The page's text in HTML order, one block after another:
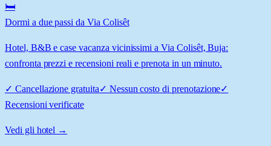
🛏️
Dormi a due passi da Via Colisêt
Hotel, B&B e case vacanza vicinissimi a Via Colisêt, Buja:
confronta prezzi e recensioni reali e prenota in un minuto.
✓ Cancellazione gratuita✓ Nessun costo di prenotazione✓
Recensioni verificate
Vedi gli hotel →